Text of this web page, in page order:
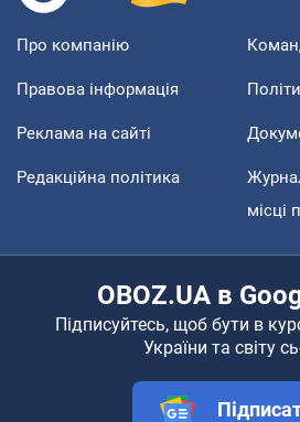
Про компанію
Правова інформація
Реклама на сайті
Редакційна політика
місці
OBOZ.UA в
Підписуйтесь, щоб бути в
України та світу